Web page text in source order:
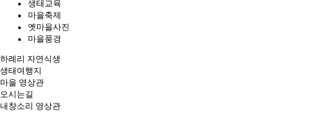
생태교육
마을축제
옛마을사진
마을풍경
하례리 자연식생
생태여행지
마을 영상관
오시는길
내창소리 영상관